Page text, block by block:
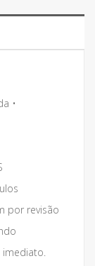
•
por revisão